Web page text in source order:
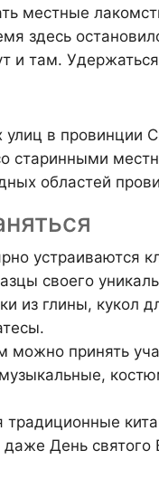
местные
здесь
и там.
в провинции
старинными
областей
устраиваются
своего
из глины, кукол
можно принять
День святого